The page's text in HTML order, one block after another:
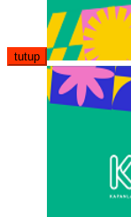
tutup